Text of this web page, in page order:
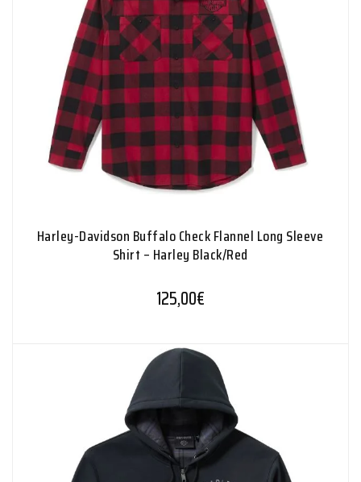
Harley-Davidson Buffalo Check Flannel Long Sleeve
Shirt – Harley Black/Red
125,00€